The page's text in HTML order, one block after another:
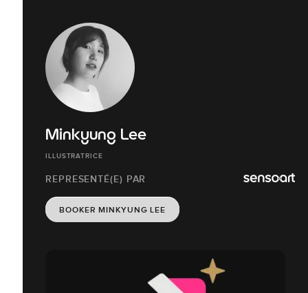
Minkyung Lee
ILLUSTRATRICE
REPRESENTÉ(E) PAR
BOOKER MINKYUNG LEE